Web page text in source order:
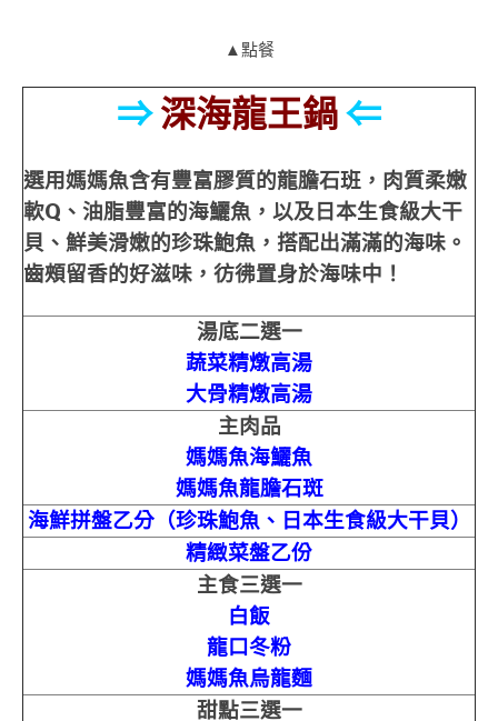
▲點餐
⇒深海龍王鍋⇐
選用媽媽魚含有豐富膠質的龍膽石班，肉質柔嫩
軟Q、油脂豐富的海鱺魚，以及日本生食級大干
貝、鮮美滑嫩的珍珠鮑魚，搭配出滿滿的海味。
齒頰留香的好滋味，彷彿置身於海味中！
湯底二選一
蔬菜精燉高湯
大骨精燉高湯
主肉品
媽媽魚海鱺魚
媽媽魚龍膽石斑
海鮮拼盤乙分（珍珠鮑魚、日本生食級大干貝）
精緻菜盤乙份
主食三選一
白飯
龍口冬粉
媽媽魚烏龍麵
甜點三選一